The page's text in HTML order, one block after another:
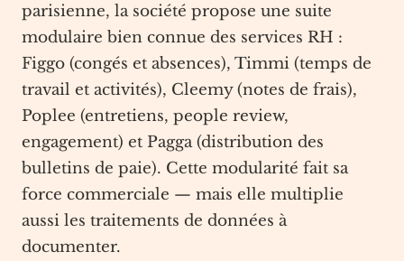
parisienne, la société propose une suite
modulaire bien connue des services RH :
Figgo (congés et absences), Timmi (temps de
travail et activités), Cleemy (notes de frais),
Poplee (entretiens, people review,
engagement) et Pagga (distribution des
bulletins de paie). Cette modularité fait sa
force commerciale — mais elle multiplie
aussi les traitements de données à
documenter.